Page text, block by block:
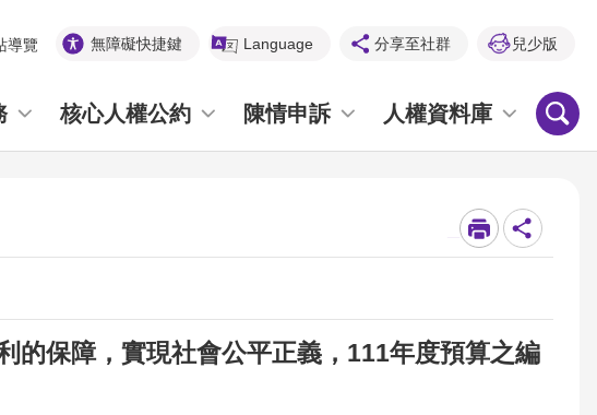
導覽 無障礙快捷鍵 Language 分享至社群 兒少版
核心人權公約 陳情申訴 人權資料庫
的保障，實現社會公平正義，111年度預算之編